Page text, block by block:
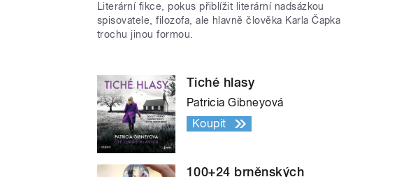
Literární fikce, pokus přiblížit literární nadsázkou
spisovatele, filozofa, ale hlavně člověka Karla Čapka
trochu jinou formou.
Tiché hlasy
Patricia Gibneyová
Koupit
100+24 brněnských